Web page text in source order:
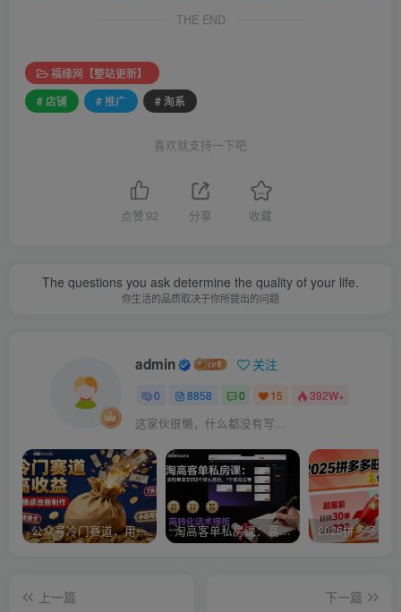
THE END
福缘网【整站更新】
# 店铺
# 推广 # 淘系
喜欢就支持一下吧
点赞 92 分享 收藏
The questions you ask determine the quality of your life.
你生活的品质取决于你所提出的问题
admin 关注
0 8858 0 15 392W+
这家伙很懒，什么都没有写...
公众号冷门赛道，用AI做情感漫画，7天开通流量主，操作简单，小白可玩 淘高客单私房课：高客单成交的3个核心基础，1个实操法宝
上一篇
下一篇